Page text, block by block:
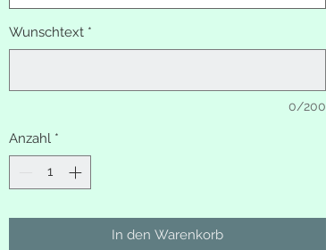
Wunschtext *
0/200
Anzahl *
In den Warenkorb